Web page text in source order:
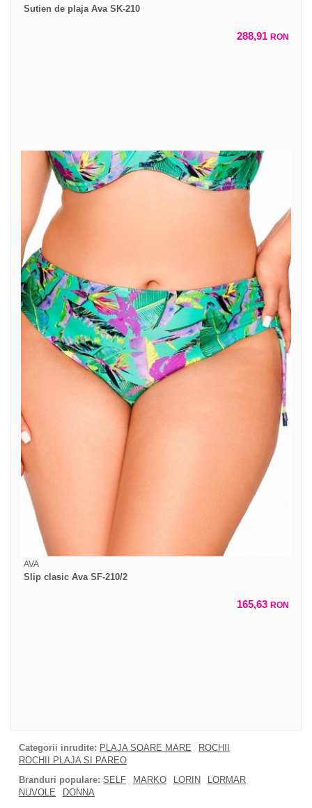
Sutien de plaja Ava SK-210
288,91 RON
AVA
Slip clasic Ava SF-210/2
165,63 RON
Categorii inrudite: PLAJA SOARE MARE
ROCHII
ROCHII PLAJA SI PAREO
Branduri populare: SELF MARKO LORIN
LORMAR
NUVOLE
DONNA